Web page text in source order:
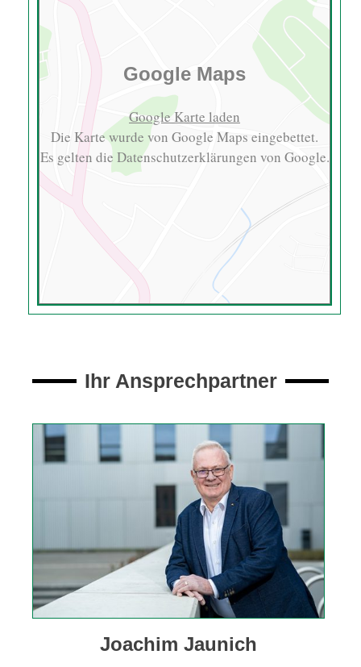
Google Maps
Google Karte laden
Die Karte wurde von Google Maps eingebettet.
Es gelten die Datenschutzerklärungen von Google.
Ihr Ansprechpartner
Joachim Jaunich